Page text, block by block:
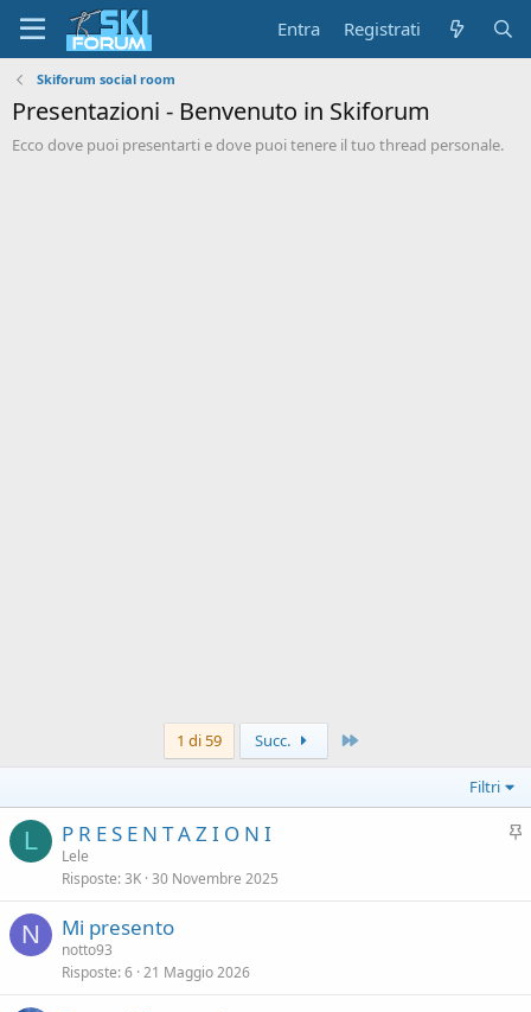
Entra Registrati
Skiforum social room
Presentazioni - Benvenuto in Skiforum
Ecco dove puoi presentarti e dove puoi tenere il tuo thread personale.
1 di 59 Succ.
Filtri
L
I
P R E S E N T A Z I O N I
Lele
Risposte 3K 30 Novembre 2025
N Mi presento
notto93
Risposte 6 21 Maggio 2026